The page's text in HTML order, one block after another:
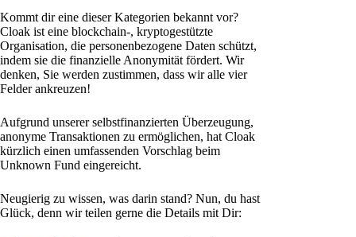
Kommt dir eine dieser Kategorien bekannt vor?
Cloak ist eine blockchain-, kryptogestützte
Organisation, die personenbezogene Daten schützt,
indem sie die finanzielle Anonymität fördert. Wir
denken, Sie werden zustimmen, dass wir alle vier
Felder ankreuzen!
Aufgrund unserer selbstfinanzierten Überzeugung,
anonyme Transaktionen zu ermöglichen, hat Cloak
kürzlich einen umfassenden Vorschlag beim
Unknown Fund eingereicht.
Neugierig zu wissen, was darin stand? Nun, du hast
Glück, denn wir teilen gerne die Details mit Dir: